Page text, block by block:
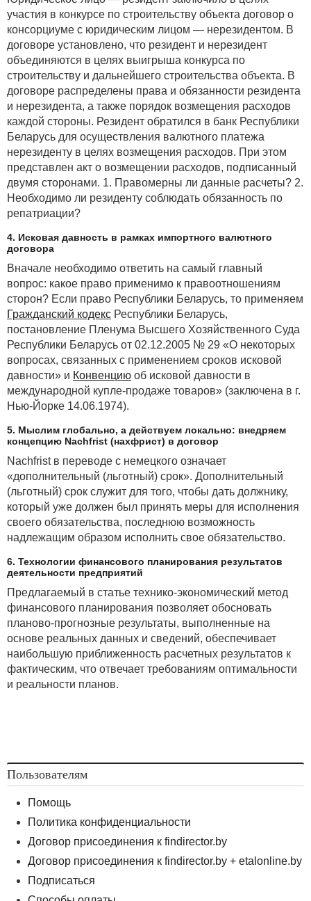
участия в конкурсе по строительству объекта договор о
консорциуме с юридическим лицом — нерезидентом. В
договоре установлено, что резидент и нерезидент
объединяются в целях выигрыша конкурса по
строительству и дальнейшего строительства объекта. В
договоре распределены права и обязанности резидента
и нерезидента, а также порядок возмещения расходов
каждой стороны. Резидент обратился в банк Республики
Беларусь для осуществления валютного платежа
нерезиденту в целях возмещения расходов. При этом
представлен акт о возмещении расходов, подписанный
двумя сторонами. 1. Правомерны ли данные расчеты? 2.
Необходимо ли резиденту соблюдать обязанность по
репатриации?
4. Исковая давность в рамках импортного валютного
договора
Вначале необходимо ответить на самый главный
вопрос: какое право применимо к правоотношениям
сторон? Если право Республики Беларусь, то применяем
Гражданский кодекс Республики Беларусь,
постановление Пленума Высшего Хозяйственного Суда
Республики Беларусь от 02.12.2005 № 29 «О некоторых
вопросах, связанных с применением сроков исковой
давности» и Конвенцию об исковой давности в
международной купле-продаже товаров» (заключена в г.
Нью-Йорке 14.06.1974).
5. Мыслим глобально, а действуем локально: внедряем
концепцию Nachfrist (нахфрист) в договор
Nachfrist в переводе с немецкого означает
«дополнительный (льготный) срок». Дополнительный
(льготный) срок служит для того, чтобы дать должнику,
который уже должен был принять меры для исполнения
своего обязательства, последнюю возможность
надлежащим образом исполнить свое обязательство.
6. Технологии финансового планирования результатов
деятельности предприятий
Предлагаемый в статье технико-экономический метод
финансового планирования позволяет обосновать
планово-прогнозные результаты, выполненные на
основе реальных данных и сведений, обеспечивает
наибольшую приближенность расчетных результатов к
фактическим, что отвечает требованиям оптимальности
и реальности планов.
Пользователям
Помощь
Политика конфиденциальности
Договор присоединения к findirector.by
Договор присоединения к findirector.by + etalonline.by
Подписаться